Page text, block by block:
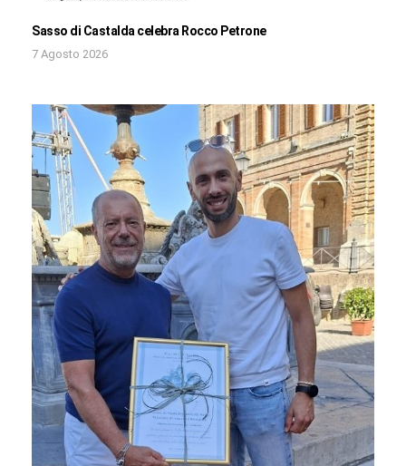
Sasso di Castalda celebra Rocco Petrone
7 Agosto 2026